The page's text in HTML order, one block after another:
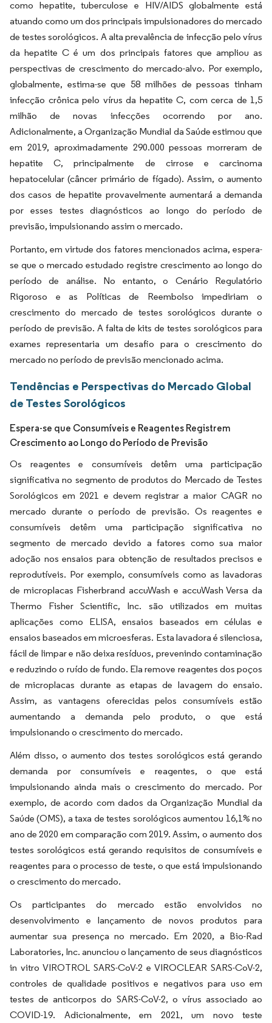
como hepatite, tuberculose e HIV/AIDS globalmente está
atuando como um dos principais impulsionadores do mercado
de testes sorológicos. A alta prevalência de infecção pelo vírus
da hepatite C é um dos principais fatores que ampliou as
perspectivas de crescimento do mercado-alvo. Por exemplo,
globalmente, estima-se que 58 milhões de pessoas tinham
infecção crônica pelo vírus da hepatite C, com cerca de 1,5
milhão de novas infecções ocorrendo por ano.
Adicionalmente, a Organização Mundial da Saúde estimou que
em 2019, aproximadamente 290.000 pessoas morreram de
hepatite C, principalmente de cirrose e carcinoma
hepatocelular (câncer primário de fígado). Assim, o aumento
dos casos de hepatite provavelmente aumentará a demanda
por esses testes diagnósticos ao longo do período de
previsão, impulsionando assim o mercado.
Portanto, em virtude dos fatores mencionados acima, espera-
se que o mercado estudado registre crescimento ao longo do
período de análise. No entanto, o Cenário Regulatório
Rigoroso e as Políticas de Reembolso impediriam o
crescimento do mercado de testes sorológicos durante o
período de previsão. A falta de kits de testes sorológicos para
exames representaria um desafio para o crescimento do
mercado no período de previsão mencionado acima.
Tendências e Perspectivas do Mercado Global
de Testes Sorológicos
Espera-se que Consumíveis e Reagentes Registrem
Crescimento ao Longo do Período de Previsão
Os reagentes e consumíveis detêm uma participação
significativa no segmento de produtos do Mercado de Testes
Sorológicos em 2021 e devem registrar a maior CAGR no
mercado durante o período de previsão. Os reagentes e
consumíveis detêm uma participação significativa no
segmento de mercado devido a fatores como sua maior
adoção nos ensaios para obtenção de resultados precisos e
reprodutíveis. Por exemplo, consumíveis como as lavadoras
de microplacas Fisherbrand accuWash e accuWash Versa da
Thermo Fisher Scientific, Inc. são utilizados em muitas
aplicações como ELISA, ensaios baseados em células e
ensaios baseados em microesferas. Esta lavadora é silenciosa,
fácil de limpar e não deixa resíduos, prevenindo contaminação
e reduzindo o ruído de fundo. Ela remove reagentes dos poços
de microplacas durante as etapas de lavagem do ensaio.
Assim, as vantagens oferecidas pelos consumíveis estão
aumentando a demanda pelo produto, o que está
impulsionando o crescimento do mercado.
Além disso, o aumento dos testes sorológicos está gerando
demanda por consumíveis e reagentes, o que está
impulsionando ainda mais o crescimento do mercado. Por
exemplo, de acordo com dados da Organização Mundial da
Saúde (OMS), a taxa de testes sorológicos aumentou 16,1% no
ano de 2020 em comparação com 2019. Assim, o aumento dos
testes sorológicos está gerando requisitos de consumíveis e
reagentes para o processo de teste, o que está impulsionando
o crescimento do mercado.
Os participantes do mercado estão envolvidos no
desenvolvimento e lançamento de novos produtos para
aumentar sua presença no mercado. Em 2020, a Bio-Rad
Laboratories, Inc. anunciou o lançamento de seus diagnósticos
in vitro VIROTROL SARS-CoV-2 e VIROCLEAR SARS-CoV-2,
controles de qualidade positivos e negativos para uso em
testes de anticorpos do SARS-CoV-2, o vírus associado ao
COVID-19. Adicionalmente, em 2021, um novo teste